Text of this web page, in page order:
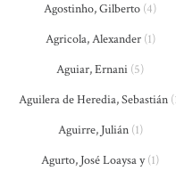
Agostinho, Gilberto (4)
Agricola, Alexander(1)
Aguiar, Ernani (5)
Aguilera de Heredia, Sebastián
Aguirre, Julián(1)
Agurto, José Loaysa y(1)